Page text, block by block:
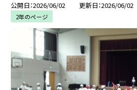
公開日 2026/06/02 更新日 2026/06/02
2年のページ